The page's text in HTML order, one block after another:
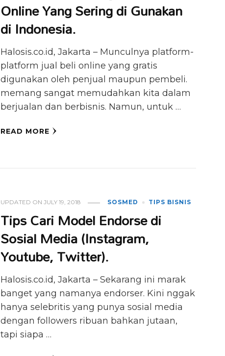
Online Yang Sering di Gunakan
di Indonesia.
Halosis.co.id, Jakarta – Munculnya platform-
platform jual beli online yang gratis
digunakan oleh penjual maupun pembeli.
memang sangat memudahkan kita dalam
berjualan dan berbisnis. Namun, untuk …
READ MORE
UPDATED ONJULY 19, 2018 SOSMED TIPS BISNIS
Tips Cari Model Endorse di
Sosial Media (Instagram,
Youtube, Twitter).
Halosis.co.id, Jakarta – Sekarang ini marak
banget yang namanya endorser. Kini nggak
hanya selebritis yang punya sosial media
dengan followers ribuan bahkan jutaan,
tapi siapa …